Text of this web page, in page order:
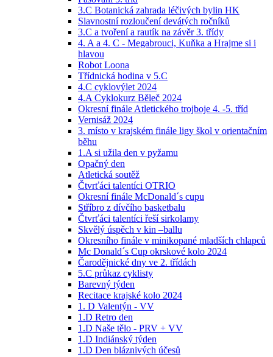
3.C Botanická zahrada léčivých bylin HK
Slavnostní rozloučení devátých ročníků
3.C a tvoření a rautík na závěr 3. třídy
4. A a 4. C - Megabrouci, Kuňka a Hrajme si i
hlavou
Robot Loona
Třídnická hodina v 5.C
4.C cyklovýlet 2024
4.A Cyklokurz Běleč 2024
Okresní finále Atletického trojboje 4. -5. tříd
Vernisáž 2024
3. místo v krajském finále ligy škol v orientačním
běhu
1.A si užila den v pyžamu
Opačný den
Atletická soutěž
Čtvrťáci talentíci OTRIO
Okresní finále McDonald´s cupu
Stříbro z dívčího basketbalu
Čtvrťáci talentíci řeší sirkolamy
Skvělý úspěch v kin –ballu
Okresního finále v minikopané mladších chlapců
Mc Donald´s Cup okrskové kolo 2024
Čarodějnické dny ve 2. třídách
5.C průkaz cyklisty
Barevný týden
Recitace krajské kolo 2024
1. D Valentýn - VV
1.D Retro den
1.D Naše tělo - PRV + VV
1.D Indiánský týden
1.D Den bláznivých účesů